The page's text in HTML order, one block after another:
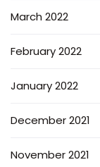
March 2022
February 2022
January 2022
December 2021
November 2021